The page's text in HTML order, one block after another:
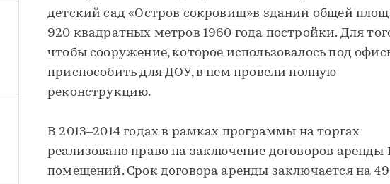
детский сад «Остров сокровищ»в здании общей
920 квадратных метров 1960 года постройки. Для
чтобы сооружение, которое использовалось под
приспособить для ДОУ, в нем провели полную
реконструкцию.
В 2013–2014 годах в рамках программы на торгах
реализовано право на заключение договоров аренды
помещений. Срок договора аренды заключается на 49